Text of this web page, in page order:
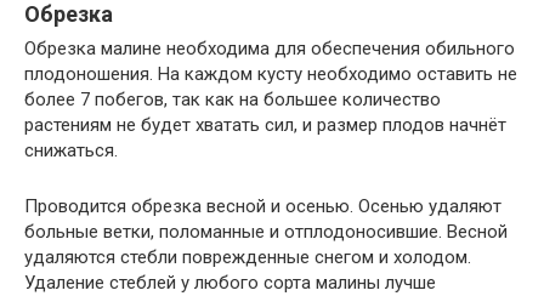
Обрезка
Обрезка малине необходима для обеспечения обильного
плодоношения. На каждом кусту необходимо оставить не
более 7 побегов, так как на большее количество
растениям не будет хватать сил, и размер плодов начнёт
снижаться.
Проводится обрезка весной и осенью. Осенью удаляют
больные ветки, поломанные и отплодоносившие. Весной
удаляются стебли поврежденные снегом и холодом.
Удаление стеблей у любого сорта малины лучше